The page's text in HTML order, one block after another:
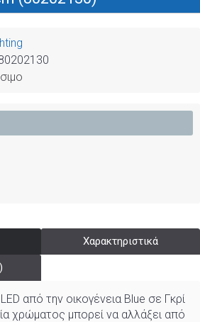
Χαρακτηριστικά
από την οικογένεια Blue σε Γκρί
χρώματος μπορεί να αλλάξει από